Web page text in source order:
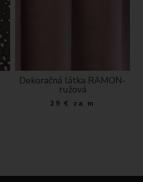
Dekoračná látka RAMON-
ružová
29 € za m